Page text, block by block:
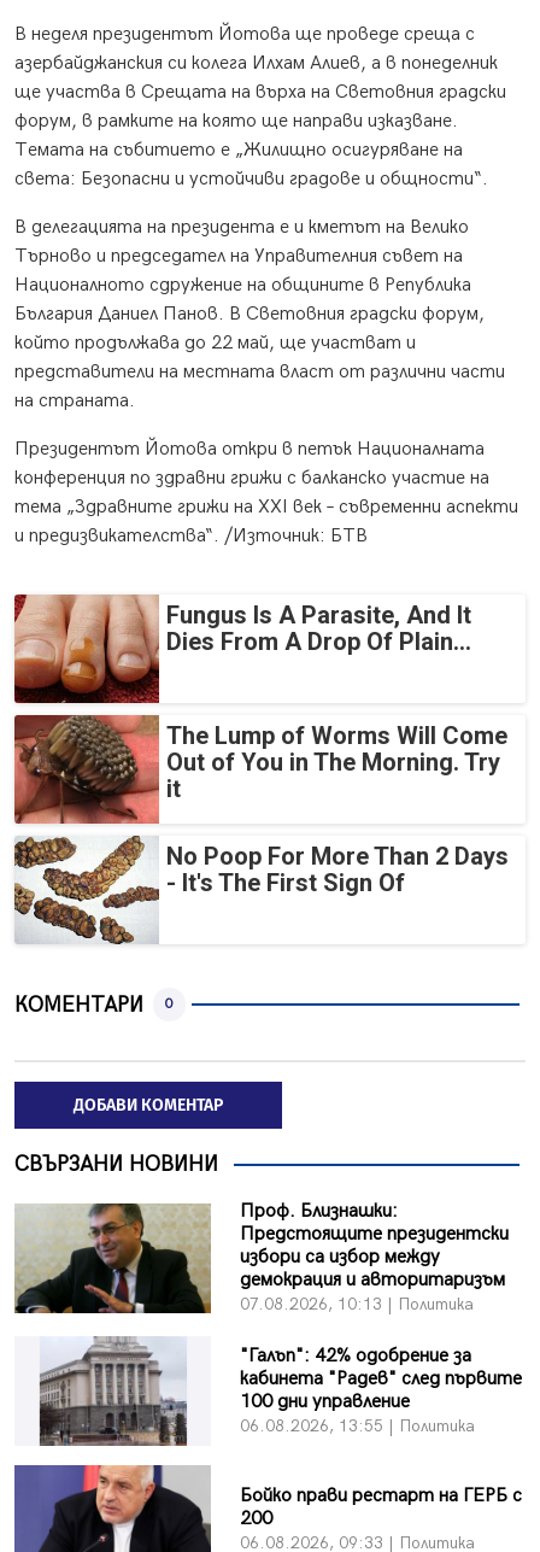
В неделя президентът Йотова ще проведе среща с
азербайджанския си колега Илхам Алиев, а в понеделник
ще участва в Срещата на върха на Световния градски
форум, в рамките на която ще направи изказване.
Темата на събитието е „Жилищно осигуряване на
света: Безопасни и устойчиви градове и общности“.
В делегацията на президента е и кметът на Велико
Търново и председател на Управителния съвет на
Националното сдружение на общините в Република
България Даниел Панов. В Световния градски форум,
който продължава до 22 май, ще участват и
представители на местната власт от различни части
на страната.
Президентът Йотова откри в петък Националната
конференция по здравни грижи с балканско участие на
тема „Здравните грижи на XXI век – съвременни аспекти
и предизвикателства“. /Източник: БТВ
Fungus Is A Parasite, And It
Dies From A Drop Of Plain...
The Lump of Worms Will Come
Out of You in The Morning. Try
it
No Poop For More Than 2 Days
- It's The First Sign Of
КОМЕНТАРИ 0
ДОБАВИ КОМЕНТАР
СВЪРЗАНИ НОВИНИ
Проф. Близнашки:
Предстоящите президентски
избори са избор между
демокрация и авторитаризъм
07.08.2026, 10:13 | Политика
"Галъп": 42% одобрение за
кабинета "Радев" след първите
100 дни управление
06.08.2026, 13:55 | Политика
Бойко прави рестарт на ГЕРБ с
200
06.08.2026, 09:33 | Политика